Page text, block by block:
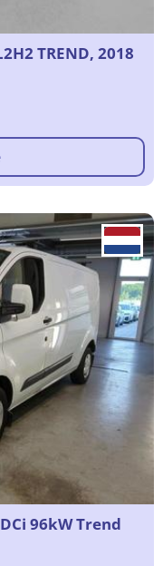
TREND, 2018
96kW Trend